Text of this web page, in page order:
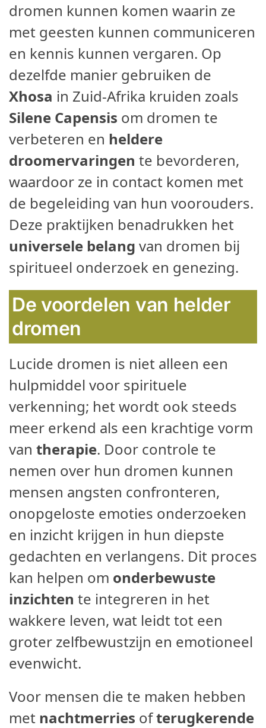
dromen kunnen komen waarin ze
met geesten kunnen communiceren
en kennis kunnen vergaren. Op
dezelfde manier gebruiken de
Xhosa in Zuid-Afrika kruiden zoals
Silene Capensis om dromen te
verbeteren en heldere
droomervaringen te bevorderen,
waardoor ze in contact komen met
de begeleiding van hun voorouders.
Deze praktijken benadrukken het
universele belang van dromen bij
spiritueel onderzoek en genezing.
De voordelen van helder
dromen
Lucide dromen is niet alleen een
hulpmiddel voor spirituele
verkenning; het wordt ook steeds
meer erkend als een krachtige vorm
van therapie. Door controle te
nemen over hun dromen kunnen
mensen angsten confronteren,
onopgeloste emoties onderzoeken
en inzicht krijgen in hun diepste
gedachten en verlangens. Dit proces
kan helpen om onderbewuste
inzichten te integreren in het
wakkere leven, wat leidt tot een
groter zelfbewustzijn en emotioneel
evenwicht.
Voor mensen die te maken hebben
met nachtmerries ofterugkerende